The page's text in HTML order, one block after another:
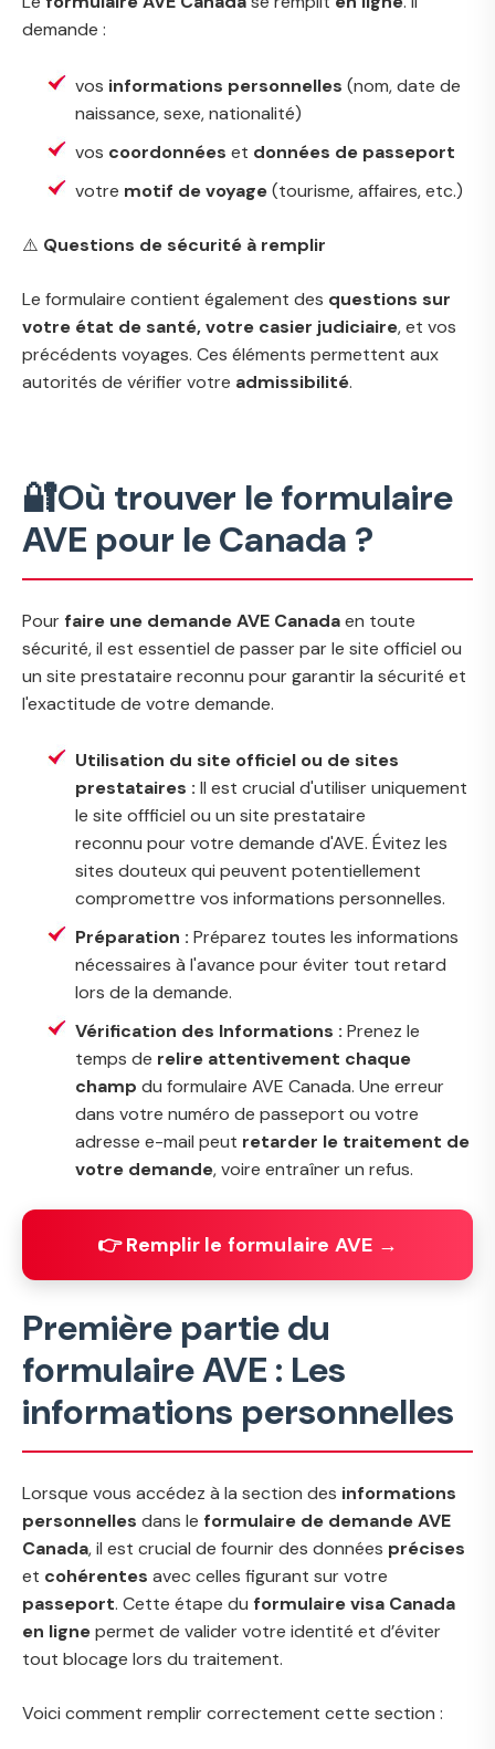
demande :
vos informations personnelles (nom, date de
naissance, sexe, nationalité)
vos coordonnées et données de passeport
votre motif de voyage(tourisme, affaires, etc.)
⚠️ Questions de sécurité à remplir
Le formulaire contient également des questions sur
votre état de santé, votre casier judiciaire, et vos
précédents voyages. Ces éléments permettent aux
autorités de vérifier votre admissibilité.
🔐Où trouver le formulaire
AVE pour le Canada ?
Pour faire une demande AVE Canadaen toute
sécurité, il est essentiel de passer par le site officiel ou
un site prestataire reconnu pour garantir la sécurité et
l'exactitude de votre demande.
Utilisation du site officiel ou de sites
prestataires : Il est crucial d'utiliser uniquement
le site offficiel ou un site prestataire
reconnu pour votre demande d'AVE. Évitez les
sites douteux qui peuvent potentiellement
compromettre vos informations personnelles.
Préparation : Préparez toutes les informations
nécessaires à l'avance pour éviter tout retard
lors de la demande.
Vérification des Informations : Prenez le
temps de relire attentivement chaque
champ du formulaire AVE Canada. Une erreur
dans votre numéro de passeport ou votre
adresse e-mail peut retarder le traitement de
votre demande, voire entraîner un refus.
👉 Remplir le formulaire AVE →
Première partie du
formulaire AVE : Les
informations personnelles
Lorsque vous accédez à la section des informations
personnelles dans le formulaire de demande AVE
Canada, il est crucial de fournir des données précises
et cohérentes avec celles figurant sur votre
passeport. Cette étape du formulaire visa Canada
en lignepermet de valider votre identité et d’éviter
tout blocage lors du traitement.
Voici comment remplir correctement cette section :